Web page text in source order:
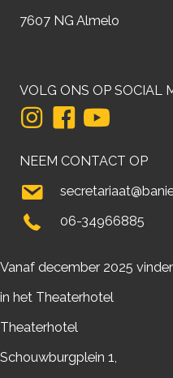
7607 NG Almelo
VOLG ONS OP SOCIAL
NEEM CONTACT OP
06-34966885
Vanaf december 2025
in het Theaterhotel
Theaterhotel
Schouwburgplein 1,